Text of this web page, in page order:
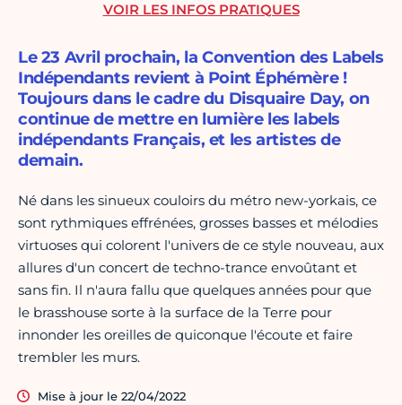
Le 23 Avril prochain, la Convention des Labels
Indépendants revient à Point Éphémère !
Toujours dans le cadre du Disquaire Day, on
continue de mettre en lumière les labels
indépendants Français, et les artistes de
demain.
Né dans les sinueux couloirs du métro new-yorkais, ce
sont rythmiques effrénées, grosses basses et mélodies
virtuoses qui colorent l'univers de ce style nouveau, aux
allures d'un concert de techno-trance envoûtant et
sans fin. Il n'aura fallu que quelques années pour que
le brasshouse sorte à la surface de la Terre pour
innonder les oreilles de quiconque l'écoute et faire
trembler les murs.
Mise à jour le 22/04/2022
VOIR LES INFOS PRATIQUES